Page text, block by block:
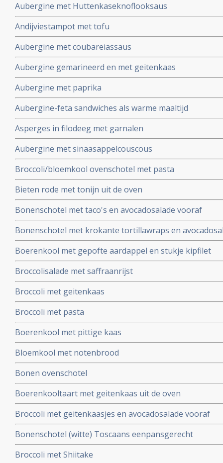
Aubergine met Huttenkaseknoflooksaus
Andijviestampot met tofu
Aubergine met coubareiassaus
Aubergine gemarineerd en met geitenkaas
Aubergine met paprika
Aubergine-feta sandwiches als warme maaltijd
Asperges in filodeeg met garnalen
Aubergine met sinaasappelcouscous
Broccoli/bloemkool ovenschotel met pasta
Bieten rode met tonijn uit de oven
Bonenschotel met taco's en avocadosalade vooraf
Bonenschotel met krokante tortillawraps en
Boerenkool met gepofte aardappel en stukje kipfilet
Broccolisalade met saffraanrijst
Broccoli met geitenkaas
Broccoli met pasta
Boerenkool met pittige kaas
Bloemkool met notenbrood
Bonen ovenschotel
Boerenkooltaart met geitenkaas uit de oven
Broccoli met geitenkaasjes en avocadosalade vooraf
Bonenschotel (witte) Toscaans eenpansgerecht
Broccoli met Shiitake